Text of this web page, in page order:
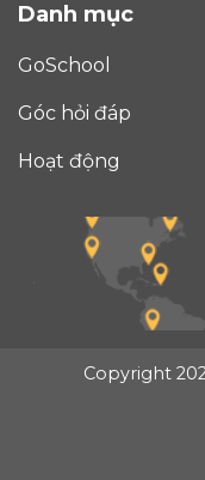
Danh mục
GoSchool
Góc hỏi đáp
Hoạt động
Copyright